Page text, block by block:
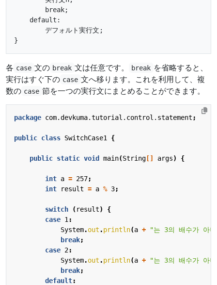
        break;
    default:
        デフォルト実行文;
各 case 文の break 文は任意です。 break を省略すると、
実行はすぐ下の case 文へ移ります。これを利用して、複
数の case 節を一つの実行文にまとめることができます。
package com.devkuma.tutorial.control.statement ;
public class SwitchCase1 {
public static void main(String [] args) {
int a = 257;
int
result = a % 3;
switch (result)
{
case 1 :
System.out .println(a +
"는 3의 배수가 아
break;
case 2:
System.out .println(a +
"는 3의 배수가 아
break;
default: